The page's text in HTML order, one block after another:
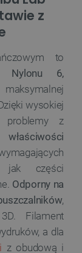
z
to
Nylonu 6,
wysokiej
problemy z
właściwości
jak części
Odporny na
,
Filament
a dla
z obudową i